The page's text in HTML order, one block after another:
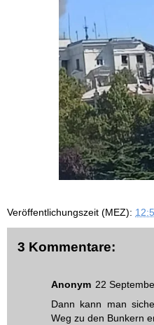
Veröffentlichungszeit (MEZ):
3 Kommentare:
Anonym 22
Dann kann man
Weg zu den Bunkern